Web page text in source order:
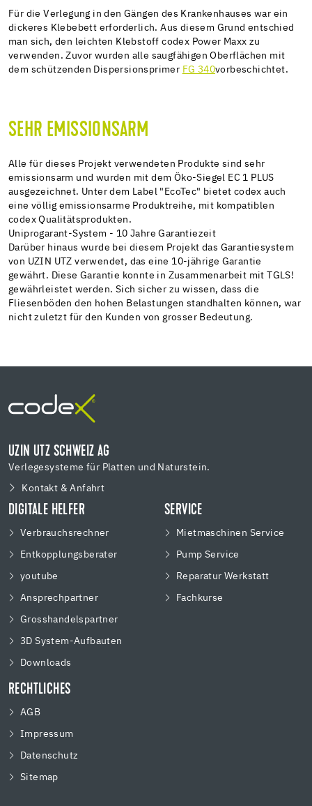
Für die Verlegung in den Gängen des Krankenhauses war ein
dickeres Klebebett erforderlich. Aus diesem Grund entschied
man sich, den leichten Klebstoff codex Power Maxx zu
verwenden. Zuvor wurden alle saugfähigen Oberflächen mit
dem schützenden Dispersionsprimer FG 340vorbeschichtet.
SEHR EMISSIONSARM
Alle für dieses Projekt verwendeten Produkte sind sehr
emissionsarm und wurden mit dem Öko-Siegel EC 1 PLUS
ausgezeichnet. Unter dem Label "EcoTec" bietet codex auch
eine völlig emissionsarme Produktreihe, mit kompatiblen
codex Qualitätsprodukten.
Uniprogarant-System - 10 Jahre Garantiezeit
Darüber hinaus wurde bei diesem Projekt das Garantiesystem
von UZIN UTZ verwendet, das eine 10-jährige Garantie
gewährt. Diese Garantie konnte in Zusammenarbeit mit TGLS!
gewährleistet werden. Sich sicher zu wissen, dass die
Fliesenböden den hohen Belastungen standhalten können, war
nicht zuletzt für den Kunden von grosser Bedeutung.
UZIN UTZ SCHWEIZ AG
Verlegesysteme für Platten und Naturstein.
Kontakt & Anfahrt
DIGITALE HELFER
Verbrauchsrechner
Entkopplungsberater
youtube
Ansprechpartner
Grosshandelspartner
3D System-Aufbauten
Downloads
SERVICE
Mietmaschinen Service
Pump Service
Reparatur Werkstatt
Fachkurse
RECHTLICHES
AGB
Impressum
Datenschutz
Sitemap